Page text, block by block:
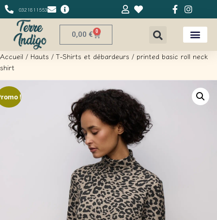
0321811553
0,00 € 0
Accueil / Hauts /T-Shirts et débardeurs / printed basic roll neck
shirt
!